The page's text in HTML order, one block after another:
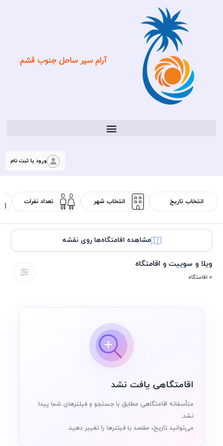
آرام سیر ساحل جنوب قشم
ورود یا ثبت نام
مشاهده اقامتگاه‌ها روی نقشه
ویلا و سوییت و اقامتگاه
0 اقامتگاه
اقامتگاهی یافت نشد
متأسفانه اقامتگاهی مطابق با جستجو و فیلترهای شما پیدا
نشد.
می‌توانید تاریخ، مقصد یا فیلترها را تغییر دهید.